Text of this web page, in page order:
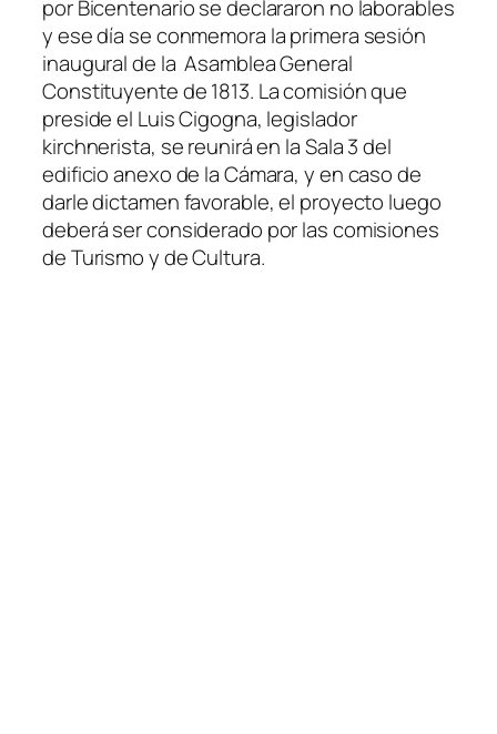
por Bicentenario se declararon no laborables
y ese día se conmemora la primera sesión
inaugural de la Asamblea General
Constituyente de 1813. La comisión que
preside el Luis Cigogna, legislador
kirchnerista, se reunirá en la Sala 3 del
edificio anexo de la Cámara, y en caso de
darle dictamen favorable, el proyecto luego
deberá ser considerado por las comisiones
de Turismo y de Cultura.